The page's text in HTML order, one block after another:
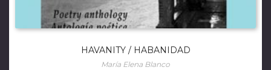
HAVANITY / HABANIDAD
María Elena Blanco